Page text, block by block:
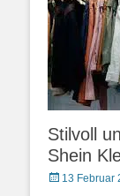
Stilvoll
Shein
Posted
13 Februar